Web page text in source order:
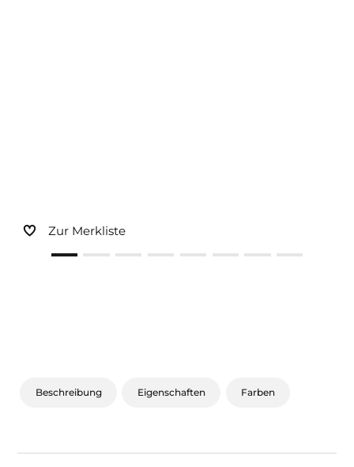
Zur Merkliste
Beschreibung Eigenschaften Farben